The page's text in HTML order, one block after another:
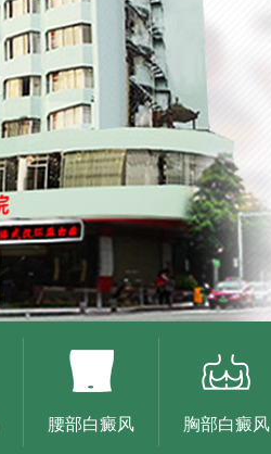
腰部白癜风 胸部白癜风